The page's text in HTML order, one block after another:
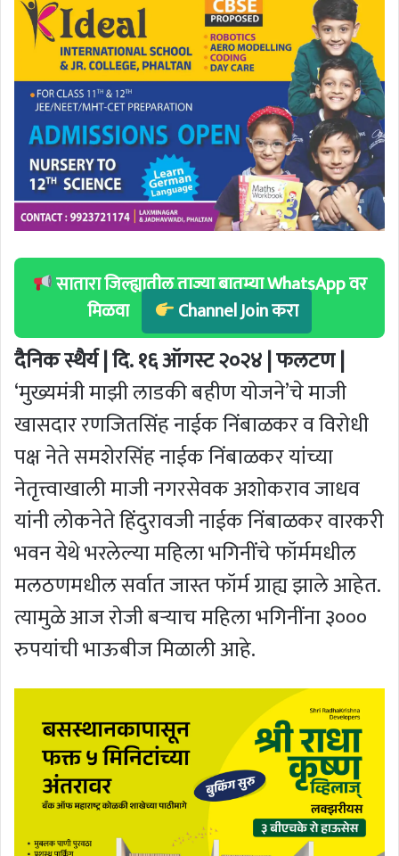
सातारा जिल्ह्यातील ताज्या बातम्या WhatsApp वर
मिळवा
Channel Join करा
दैनिक स्थैर्य | दि. १६ ऑगस्ट २०२४ | फलटण |
‘मुख्यमंत्री माझी लाडकी बहीण योजने’चे माजी
खासदार रणजितसिंह नाईक निंबाळकर व विरोधी
पक्ष नेते समशेरसिंह नाईक निंबाळकर यांच्या
नेतृत्त्वाखाली माजी नगरसेवक अशोकराव जाधव
यांनी लोकनेते हिंदुरावजी नाईक निंबाळकर वारकरी
भवन येथे भरलेल्या महिला भगिनींचे फॉर्ममधील
मलठणमधील सर्वात जास्त फॉर्म ग्राह्य झाले आहेत.
त्यामुळे आज रोजी बर्‍याच महिला भगिनींना ३०००
रुपयांची भाऊबीज मिळाली आहे.